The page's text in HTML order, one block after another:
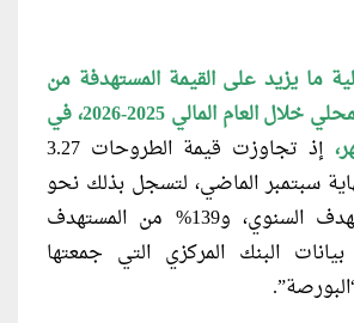
ما يزيد علىالقيمة المستهدفة من
إصدارات الدين المحلي خلال العام المالي 2025-2026، في
إذ تجاوزت قيمة الطروحات 3.27
سبتمبر الماضي، لتسجل بذلك نحو
103% من المستهدف السنوي، و139% من المستهدف
البنك المركزي التي جمعتها